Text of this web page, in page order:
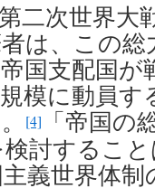
二次世界大
は、この
国支配国が
模に動員す
[4]
「帝国の
討するこ
義世界体制